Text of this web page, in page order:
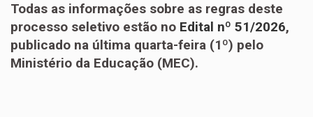
Todas as informações sobre as regras deste
processo seletivo estão no Edital nº 51/2026,
publicado na última quarta-feira (1º) pelo
Ministério da Educação (MEC).